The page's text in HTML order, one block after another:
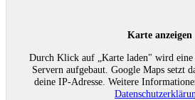
Karte anzeigen
Durch Klick auf „Karte laden" wird eine
Servern aufgebaut. Google Maps setzt
deine IP-Adresse. Weitere